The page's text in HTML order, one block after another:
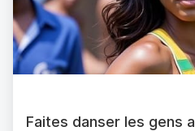
Faites danser les gens